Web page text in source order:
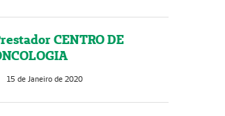
CENTRO DE
15 de Janeiro de 2020